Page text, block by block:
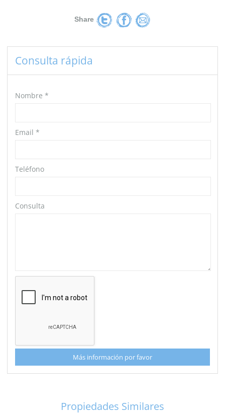
Share
Consulta rápida
Nombre *
Email *
Teléfono
Consulta
Más información por favor
Propiedades Similares